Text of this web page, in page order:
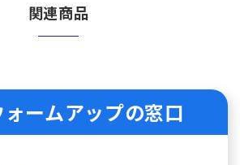
関連商品
ォームアップの窓口